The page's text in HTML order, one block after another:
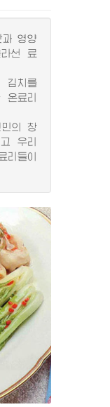
영양
선 료
치를
료리
의 창
우리
들이